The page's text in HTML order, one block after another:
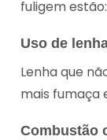
fuligem estão:
Uso de
Lenha que
mais fumaça
Combustão